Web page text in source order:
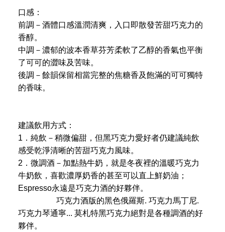
口感：
前調－酒體口感溫潤清爽，入口即散發苦甜巧克力的
香醇。
中調－濃郁的波本香草芬芳柔軟了乙醇的香氣也平衡
了可可的澀味及苦味。
後調－餘韻保留相當完整的焦糖香及飽滿的可可獨特
的香味。
建議飲用方式：
1．純飲－稍微偏甜，但黑巧克力愛好者仍建議純飲
感受乾淨清晰的苦甜巧克力風味。
2．微調酒－加點熱牛奶，就是冬夜裡的溫暖巧克力
牛奶飲，喜歡濃厚奶香的甚至可以直上鮮奶油；
Espresso永遠是巧克力酒的好夥伴。
巧克力酒版的黑色俄羅斯. 巧克力馬丁尼.
巧克力琴通寧... 莫札特黑巧克力絕對是各種調酒的好
夥伴。